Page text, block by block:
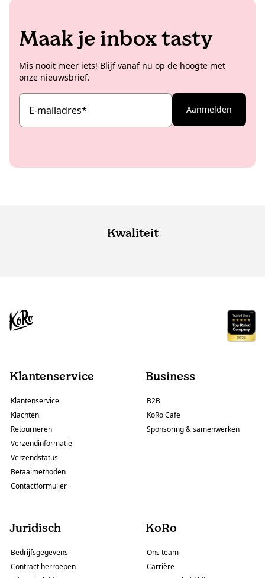
Maak je inbox tasty
Mis nooit meer iets! Blijf vanaf nu op de hoogte met
onze nieuwsbrief.
E-mailadres* Aanmelden
Kwaliteit
Klantenservice
Klantenservice
Klachten
Retourneren
Verzendinformatie
Verzendstatus
Betaalmethoden
Contactformulier
Business
B2B
KoRo Cafe
Sponsoring & samenwerken
Juridisch
Bedrijfsgegevens
Contract herroepen
KoRo
Ons team
Carrière